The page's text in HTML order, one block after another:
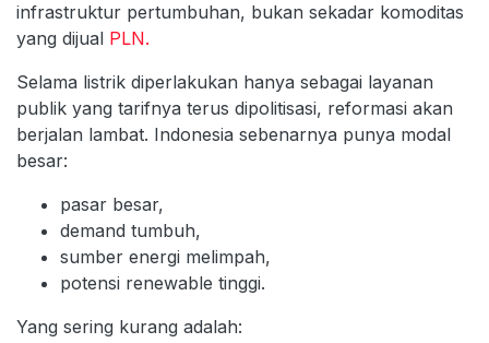
infrastruktur pertumbuhan, bukan sekadar komoditas
yang dijual PLN.
Selama listrik diperlakukan hanya sebagai layanan
publik yang tarifnya terus dipolitisasi, reformasi akan
berjalan lambat. Indonesia sebenarnya punya modal
besar:
pasar besar,
demand tumbuh,
sumber energi melimpah,
potensi renewable tinggi.
Yang sering kurang adalah: